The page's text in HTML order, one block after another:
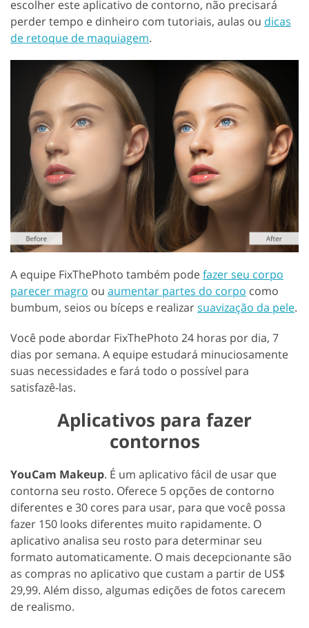
escolher este aplicativo de contorno, não precisará
perder tempo e dinheiro com tutoriais, aulas ou dicas
de retoque de maquiagem.
A equipe FixThePhoto também podefazer seu corpo
parecer magro ou aumentar partes do corpo como
bumbum, seios ou bíceps e realizarsuavização da pele.
Você pode abordar FixThePhoto 24 horas por dia, 7
dias por semana. A equipe estudará minuciosamente
suas necessidades e fará todo o possível para
satisfazê-las.
Aplicativos para fazer
contornos
YouCam Makeup. É um aplicativo fácil de usar que
contorna seu rosto. Oferece 5 opções de contorno
diferentes e 30 cores para usar, para que você possa
fazer 150 looks diferentes muito rapidamente. O
aplicativo analisa seu rosto para determinar seu
formato automaticamente. O mais decepcionante são
as compras no aplicativo que custam a partir de US$
29,99. Além disso, algumas edições de fotos carecem
de realismo.